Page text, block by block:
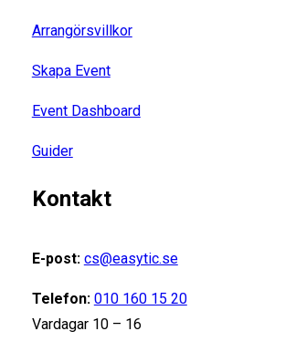
Arrangörsvillkor
Skapa Event
Event Dashboard
Guider
Kontakt
E-post: cs@easytic.se
Telefon: 010 160 15 20
Vardagar 10 – 16